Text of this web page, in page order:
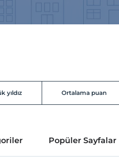
yıldız Ortalama puan
Popüler Sayfalar